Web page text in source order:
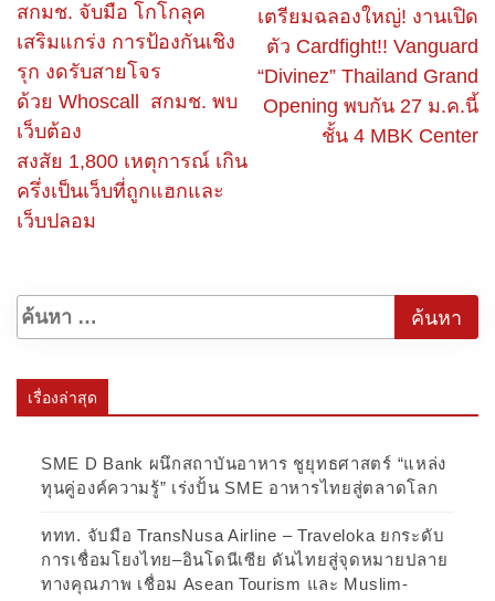
สกมช. จับมือ โกโกลุค
เสริมแกร่ง การป้องกันเชิง
รุก งดรับสายโจร
ด้วย Whoscall สกมช. พบ
เว็บต้อง
สงสัย 1,800 เหตุการณ์ เกิน
ครึ่งเป็นเว็บที่ถูกแฮกและ
เว็บปลอม
เตรียมฉลองใหญ่! งานเปิด
ตัว Cardfight!! Vanguard
“Divinez” Thailand Grand
Opening พบกัน 27 ม.ค.นี้
ชั้น 4 MBK Center
เรื่องล่าสุด
SME D Bank ผนึกสถาบันอาหาร ชูยุทธศาสตร์ “แหล่ง
ทุนคู่องค์ความรู้” เร่งปั้น SME อาหารไทยสู่ตลาดโลก
ททท. จับมือ TransNusa Airline – Traveloka ยกระดับ
การเชื่อมโยงไทย–อินโดนีเซีย ดันไทยสู่จุดหมายปลาย
ทางคุณภาพ เชื่อม Asean Tourism และ Muslim-